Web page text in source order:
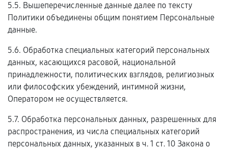
5.5. Вышеперечисленные данные далее по тексту
Политики объединены общим понятием Персональные
данные.
5.6. Обработка специальных категорий персональных
данных, касающихся расовой, национальной
принадлежности, политических взглядов, религиозных
или философских убеждений, интимной жизни,
Оператором не осуществляется.
5.7. Обработка персональных данных, разрешенных для
распространения, из числа специальных категорий
персональных данных, указанных в ч. 1 ст. 10 Закона о